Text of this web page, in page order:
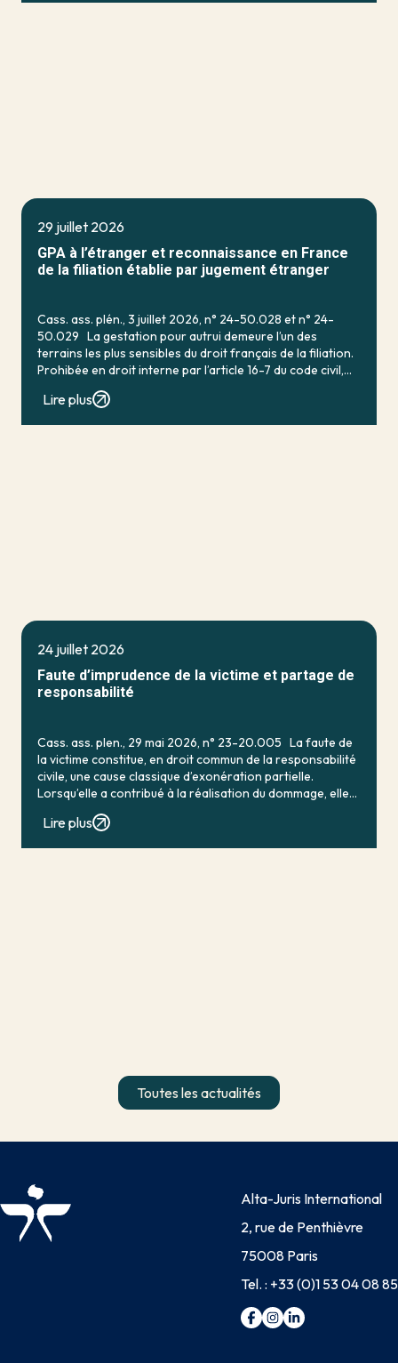
29 juillet 2026
GPA à l’étranger et reconnaissance en France
de la filiation établie par jugement étranger
Cass. ass. plén., 3 juillet 2026, n° 24-50.028 et n° 24-
50.029 La gestation pour autrui demeure l’un des
terrains les plus sensibles du droit français de la filiation.
Prohibée en droit interne par l’article 16-7 du code civil,
Lire plus
24 juillet 2026
Faute d’imprudence de la victime et partage de
responsabilité
Cass. ass. plen., 29 mai 2026, n° 23-20.005 La faute de
la victime constitue, en droit commun de la responsabilité
civile, une cause classique d’exonération partielle.
Lorsqu’elle a contribué à la réalisation du dommage, elle
conduit en principe à […]
Lire plus
Toutes les actualités
Alta-Juris International
2, rue de Penthièvre
75008 Paris
Tel. : +33 (0)1 53 04 08 85